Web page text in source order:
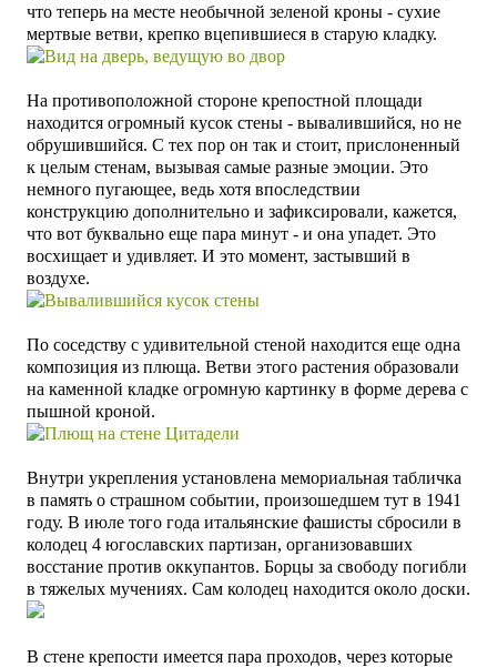
что теперь на месте необычной зеленой кроны - сухие
мертвые ветви, крепко вцепившиеся в старую кладку.
На противоположной стороне крепостной площади
находится огромный кусок стены - вывалившийся, но не
обрушившийся. С тех пор он так и стоит, прислоненный
к целым стенам, вызывая самые разные эмоции. Это
немного пугающее, ведь хотя впоследствии
конструкцию дополнительно и зафиксировали, кажется,
что вот буквально еще пара минут - и она упадет. Это
восхищает и удивляет. И это момент, застывший в
воздухе.
По соседству с удивительной стеной находится еще одна
композиция из плюща. Ветви этого растения образовали
на каменной кладке огромную картинку в форме дерева с
пышной кроной.
Внутри укрепления установлена мемориальная табличка
в память о страшном событии, произошедшем тут в 1941
году. В июле того года итальянские фашисты сбросили в
колодец 4 югославских партизан, организовавших
восстание против оккупантов. Борцы за свободу погибли
в тяжелых мучениях. Сам колодец находится около доски.
В стене крепости имеется пара проходов, через которые